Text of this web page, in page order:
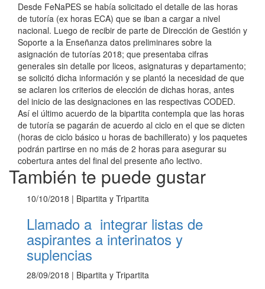
Desde FeNaPES se había solicitado el detalle de las horas
de tutoría (ex horas ECA) que se iban a cargar a nivel
nacional. Luego de recibir de parte de Dirección de Gestión y
Soporte a la Enseñanza datos preliminares sobre la
asignación de tutorías 2018; que presentaba cifras
generales sin detalle por liceos, asignaturas y departamento;
se solicitó dicha información y se plantó la necesidad de que
se aclaren los criterios de elección de dichas horas, antes
del inicio de las designaciones en las respectivas CODED.
Así el último acuerdo de la bipartita contempla que las horas
de tutoría se pagarán de acuerdo al ciclo en el que se dicten
(horas de ciclo básico u horas de bachillerato) y los paquetes
podrán partirse en no más de 2 horas para asegurar su
cobertura antes del final del presente año lectivo.
También te puede gustar
10/10/2018 | Bipartita y Tripartita
Llamado a integrar listas de
aspirantes a interinatos y
suplencias
28/09/2018 | Bipartita y Tripartita